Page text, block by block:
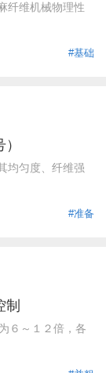
纤维机械物理性
#基础
均匀度、纤维强
#准备
６～１２倍，各